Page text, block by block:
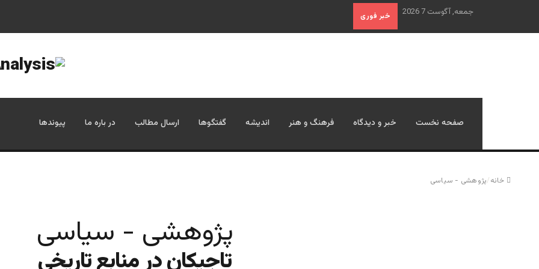
جمعه, آگوست 7 2026 خبر فوری
صفحه نخست خبر و دیدگاه فرهنگ و هنر اندیشه گفتگوها ارسال مطالب در باره ما پیوندها
خانه/پژوهشی - سیاسی
پژوهشی - سیاسی
تاجیکان در منابع تاریخی